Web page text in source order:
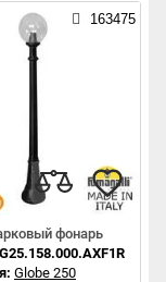
163475
фонарь
Globe 250